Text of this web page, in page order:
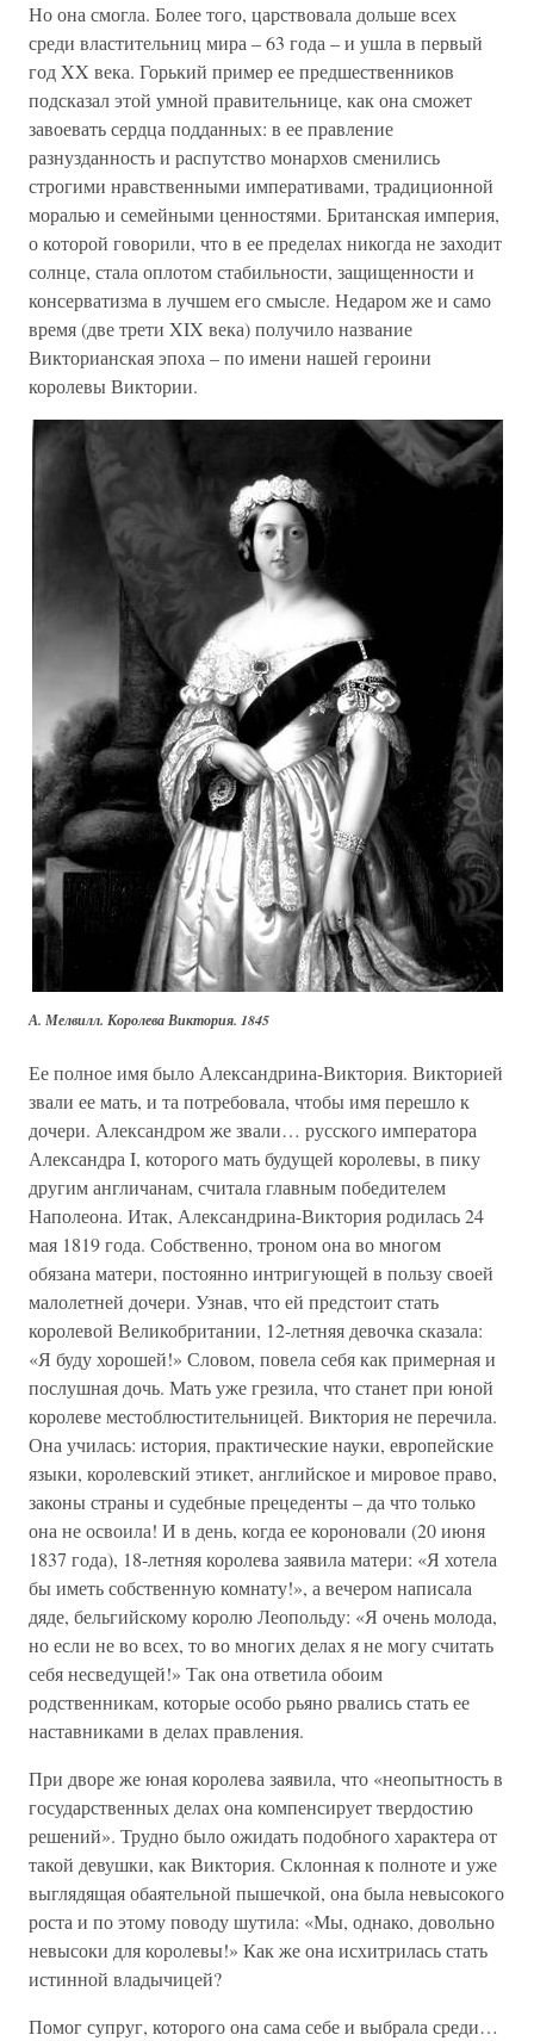
Но она смогла. Более того, царствовала дольше всех
среди властительниц мира – 63 года – и ушла в первый
год XX века. Горький пример ее предшественников
подсказал этой умной правительнице, как она сможет
завоевать сердца подданных: в ее правление
разнузданность и распутство монархов сменились
строгими нравственными императивами, традиционной
моралью и семейными ценностями. Британская империя,
о которой говорили, что в ее пределах никогда не заходит
солнце, стала оплотом стабильности, защищенности и
консерватизма в лучшем его смысле. Недаром же и само
время (две трети XIX века) получило название
Викторианская эпоха – по имени нашей героини
королевы Виктории.
А. Мелвилл. Королева Виктория. 1845
Ее полное имя было Александрина-Виктория. Викторией
звали ее мать, и та потребовала, чтобы имя перешло к
дочери. Александром же звали… русского императора
Александра I, которого мать будущей королевы, в пику
другим англичанам, считала главным победителем
Наполеона. Итак, Александрина-Виктория родилась 24
мая 1819 года. Собственно, троном она во многом
обязана матери, постоянно интригующей в пользу своей
малолетней дочери. Узнав, что ей предстоит стать
королевой Великобритании, 12-летняя девочка сказала:
«Я буду хорошей!» Словом, повела себя как примерная и
послушная дочь. Мать уже грезила, что станет при юной
королеве местоблюстительницей. Виктория не перечила.
Она училась: история, практические науки, европейские
языки, королевский этикет, английское и мировое право,
законы страны и судебные прецеденты – да что только
она не освоила! И в день, когда ее короновали (20 июня
1837 года), 18-летняя королева заявила матери: «Я хотела
бы иметь собственную комнату!», а вечером написала
дяде, бельгийскому королю Леопольду: «Я очень молода,
но если не во всех, то во многих делах я не могу считать
себя несведущей!» Так она ответила обоим
родственникам, которые особо рьяно рвались стать ее
наставниками в делах правления.
При дворе же юная королева заявила, что «неопытность в
государственных делах она компенсирует твердостию
решений». Трудно было ожидать подобного характера от
такой девушки, как Виктория. Склонная к полноте и уже
выглядящая обаятельной пышечкой, она была невысокого
роста и по этому поводу шутила: «Мы, однако, довольно
невысоки для королевы!» Как же она исхитрилась стать
истинной владычицей?
Помог супруг, которого она сама себе и выбрала среди…